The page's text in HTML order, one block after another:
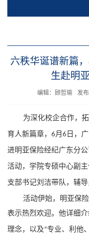
六秩华诞谱新篇
生赴明
编辑：顾哲瑜 发
为深化校企合作，
育人新篇章， 6 月 6 日，
进明亚保险经纪广东分
活动，学院专硕中心副
支部书记刘洁带队，辅
活动伊始，明亚保
表示热烈欢迎。他详细
理念，以及“专业、利他